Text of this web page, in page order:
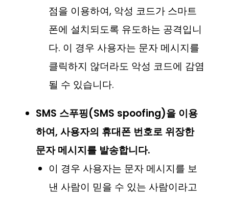
점을 이용하여, 악성 코드가 스마트
폰에 설치되도록 유도하는 공격입니
다. 이 경우 사용자는 문자 메시지를
클릭하지 않더라도 악성 코드에 감염
될 수 있습니다.
SMS 스푸핑(SMS spoofing)을 이용
하여, 사용자의 휴대폰 번호로 위장한
문자 메시지를 발송합니다.
이 경우 사용자는 문자 메시지를 보
낸 사람이 믿을 수 있는 사람이라고